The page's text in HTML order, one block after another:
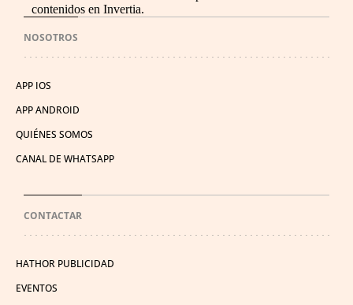
contenidos en Invertia.
NOSOTROS
APP IOS
APP ANDROID
QUIÉNES SOMOS
CANAL DE WHATSAPP
CONTACTAR
HATHOR PUBLICIDAD
EVENTOS